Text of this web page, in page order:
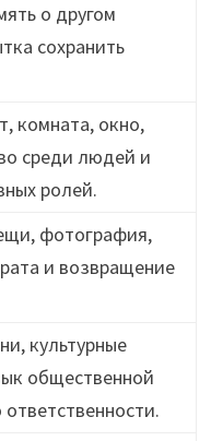
о другом
сохранить
комната, окно,
среди людей и
ролей.
фотография,
и возвращение
культурные
общественной